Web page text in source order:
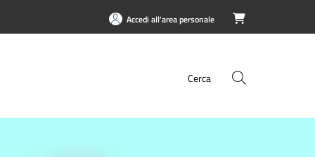
Accedi all'area personale 
Cerca